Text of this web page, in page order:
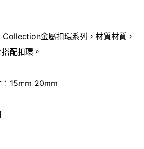
金屬扣環系列，材質材質，
配扣環。
：15mm 20mm